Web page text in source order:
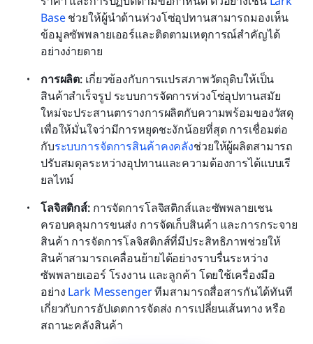
Base ช่วยให้ผู้นำด้านห่วงโซ่อุปทานสามารถมองเห็น
ข้อมูลซัพพลายเออร์และติดตามเหตุการณ์สำคัญได้
อย่างง่ายดาย
การผลิต: เกี่ยวข้องกับการแปรสภาพวัตถุดิบให้เป็น
สินค้าสำเร็จรูป ระบบการจัดการห่วงโซ่อุปทานสมัย
ใหม่จะประสานตารางการผลิตกับความพร้อมของวัสดุ
เพื่อให้มั่นใจว่ามีการหยุดชะงักน้อยที่สุด การเชื่อมต่อ
กับระบบการจัดการสินค้าคงคลังช่วยให้ผู้ผลิตสามารถ
ปรับสมดุลระหว่างอุปทานและความต้องการได้แบบเรี
ยลไทม์
โลจิสติกส์: การจัดการโลจิสติกส์และซัพพลายเชน
ครอบคลุมการขนส่ง การจัดเก็บสินค้า และการกระจาย
สินค้า การจัดการโลจิสติกส์ที่มีประสิทธิภาพช่วยให้
สินค้าสามารถเคลื่อนย้ายได้อย่างราบรื่นระหว่าง
ซัพพลายเออร์ โรงงาน และลูกค้า โดยใช้เครื่องมือ
อย่าง Lark Messenger ทีมสามารถสื่อสารกันได้ทันที
เกี่ยวกับการอัปเดตการจัดส่ง การเปลี่ยนเส้นทาง หรือ
สถานะคลังสินค้า